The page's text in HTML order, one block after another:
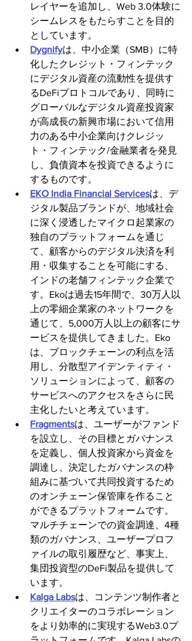
レイヤーを追加し、Web 3.0体験に
シームレスをもたらすことを目的
としています。
Dygnifyは、中小企業（SMB）に特
化したクレジット・フィンテック
にデジタル資産の流動性を提供す
るDeFiプロトコルであり、同時に
グローバルなデジタル資産投資家
が高成長の新興市場において信用
力のある中小企業向けクレジッ
ト・フィンテック/金融業者を発見
し、負債資本を投資できるように
するものです。
EKO India Financial Servicesは、デ
ジタル製品ブランドが、地域社会
に深く浸透したマイクロ起業家の
独自のプラットフォームを通じ
て、顧客からのデジタル決済を利
用・収集することを可能にする、
インドの老舗フィンテック企業で
す。Ekoは過去15年間で、30万人以
上の零細企業家のネットワークを
通じて、5,000万人以上の顧客にサ
ービスを提供してきました。Eko
は、ブロックチェーンの利点を活
用し、分散型アイデンティティ・
ソリューションによって、顧客の
サービスへのアクセスをさらに民
主化したいと考えています。
Fragmentsは、ユーザーがファンド
を設立し、その目標とガバナンス
を定義し、個人投資家から資金を
調達し、決定したガバナンスの枠
組みに基づいて共同投資するため
のオンチェーン保管庫を作ること
ができるプラットフォームです。
マルチチェーンでの資金調達、4種
類のガバナンス、ユーザープロフ
ァイルの取引履歴など、事実上、
集団投資型のDeFi製品を提供して
います。
Kalga Labsは、コンテンツ制作者と
クリエイターのコラボレーション
をより効率的に実現するWeb3.0プ